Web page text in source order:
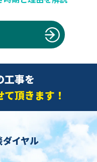
工事を
頂きます！
イヤル